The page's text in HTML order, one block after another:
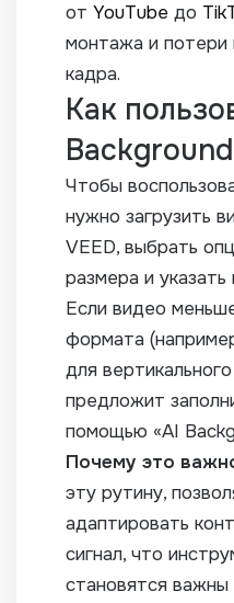
от YouTube до
монтажа и потери
кадра.
Как
Чтобы
нужно загрузить
VEED, выбрать
размера и
Если видео
формата
для
предложит
помощью «AI
Почему это
эту рутину,
адаптировать
сигнал, что
становятся важны